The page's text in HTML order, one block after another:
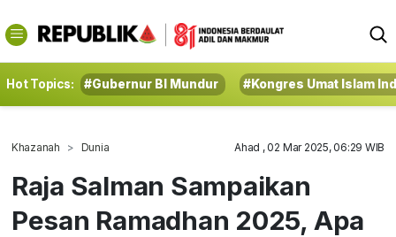
Hot Topics: #Gubernur BI Mundur #Kongres Umat Islam
Khazanah Dunia Ahad , 02 Mar 2025, 06:29 WIB
Raja Salman Sampaikan
Pesan Ramadhan 2025, Apa